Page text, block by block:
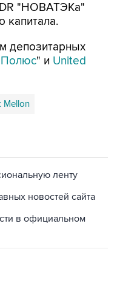
"НОВАТЭКа"
капитала.
депозитарных
Полюс" и United
Mellon
ленту
новостей сайта
в официальном